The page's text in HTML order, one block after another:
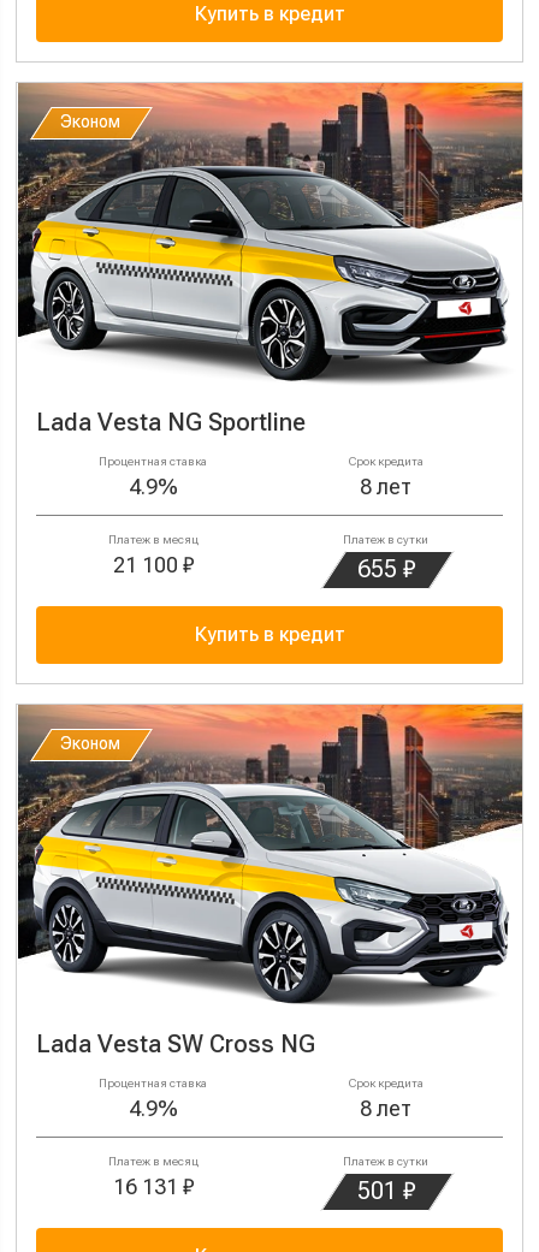
Купить в кредит
Эконом
Эконом
Lada Vesta NG Sportline
Процентная ставка
4.9%
Срок кредита
8 лет
Платеж в месяц
21 100 ₽
Платеж в сутки
655 ₽
Купить в кредит
Эконом
Эконом
Lada Vesta SW Cross NG
Процентная ставка
4.9%
Срок кредита
8 лет
Платеж в месяц
16 131 ₽
Платеж в сутки
501 ₽